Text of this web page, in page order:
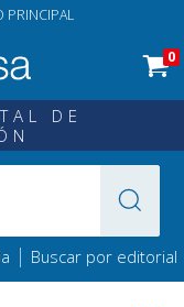
PRINCIPAL
0
DE
| Buscar por editorial